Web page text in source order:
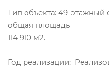
Тип объекта: 49-этажный
общая площадь
114 910 м2.
Год реализации: